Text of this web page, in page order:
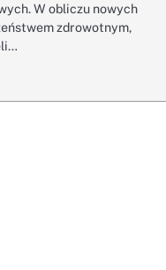
W obliczu nowych
zdrowotnym,